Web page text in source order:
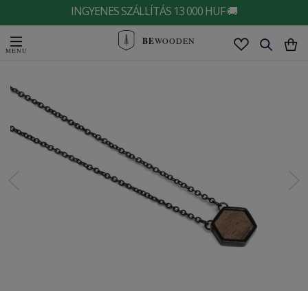
INGYENES SZÁLLÍTÁS 13 000 HUF 🚚
BEWOODEN